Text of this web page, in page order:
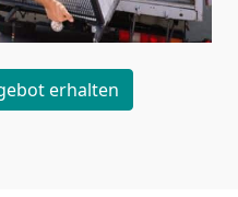
erhalten